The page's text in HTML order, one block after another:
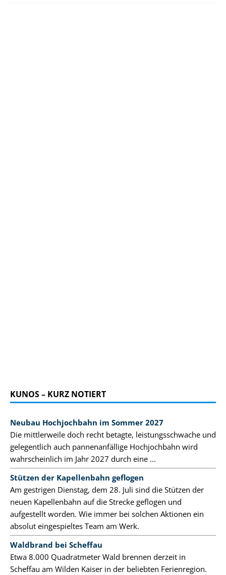
KUNOS – KURZ NOTIERT
Neubau Hochjochbahn im Sommer 2027
Die mittlerweile doch recht betagte, leistungsschwache und
gelegentlich auch pannenanfällige Hochjochbahn wird
wahrscheinlich im Jahr 2027 durch eine ...
Stützen der Kapellenbahn geflogen
Am gestrigen Dienstag, dem 28. Juli sind die Stützen der
neuen Kapellenbahn auf die Strecke geflogen und
aufgestellt worden. Wie immer bei solchen Aktionen ein
absolut eingespieltes Team am Werk.
Waldbrand bei Scheffau
Etwa 8.000 Quadratmeter Wald brennen derzeit in
Scheffau am Wilden Kaiser in der beliebten Ferienregion.